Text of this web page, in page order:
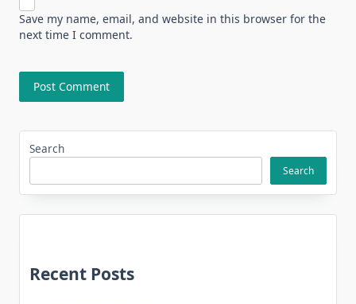
Save my name, email, and website in this browser for the
next time I comment.
Search
Search
Recent Posts